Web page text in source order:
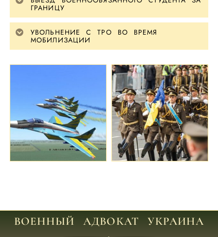
ГРАНИЦУ
УВОЛЬНЕНИЕ С ТРО ВО ВРЕМЯ
МОБИЛИЗАЦИИ
ВОЕННЫЙ АДВОКАТ УКРАИНА